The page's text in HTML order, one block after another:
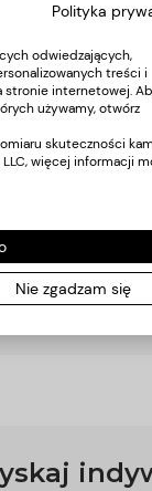
do
składnikom
wrażenie
ze skłonnością
zmiękczenie
Polityka
odwiedzających,
treści i
stronie internetowej.
używamy, otwórz
skuteczności
więcej informacji
Nie zgadzam się